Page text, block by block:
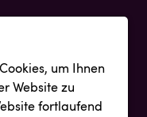
um Ihnen
Website zu
fortlaufend